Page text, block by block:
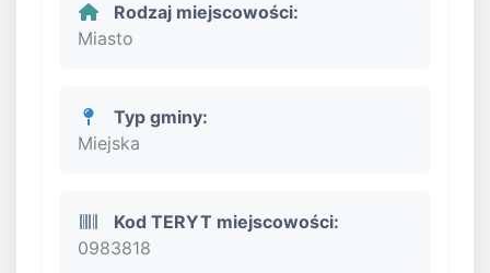
Rodzaj miejscowości:
Miasto
Typ gminy:
Miejska
Kod TERYT miejscowości:
0983818